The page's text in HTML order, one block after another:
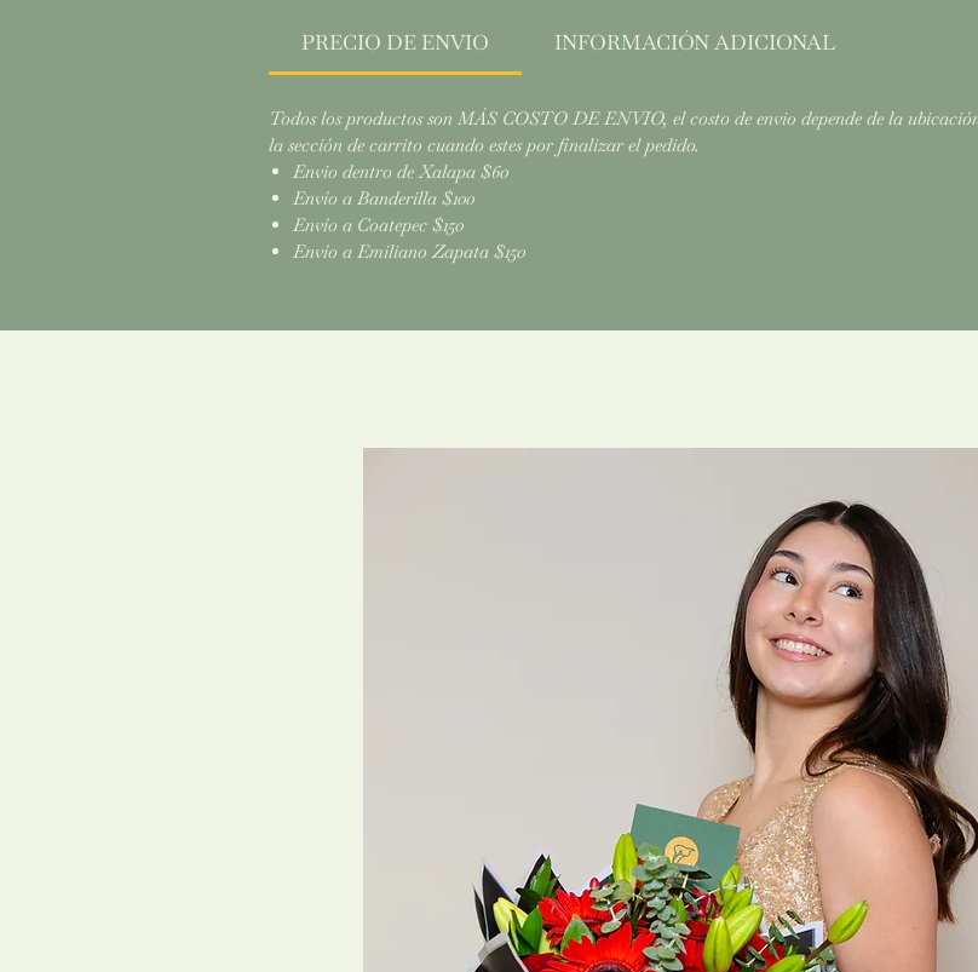
PRECIO DE ENVIO INFORMACIÓN ADICIONAL
Todos los productos son MÁS COSTO DE ENVIO, el costo de envio depende de la
la sección de carrito cuando estes por finalizar el pedido.
Envio dentro de Xalapa $60
Envío a Banderilla $100
Envío a Coatepec $150
Envío a Emiliano Zapata $150